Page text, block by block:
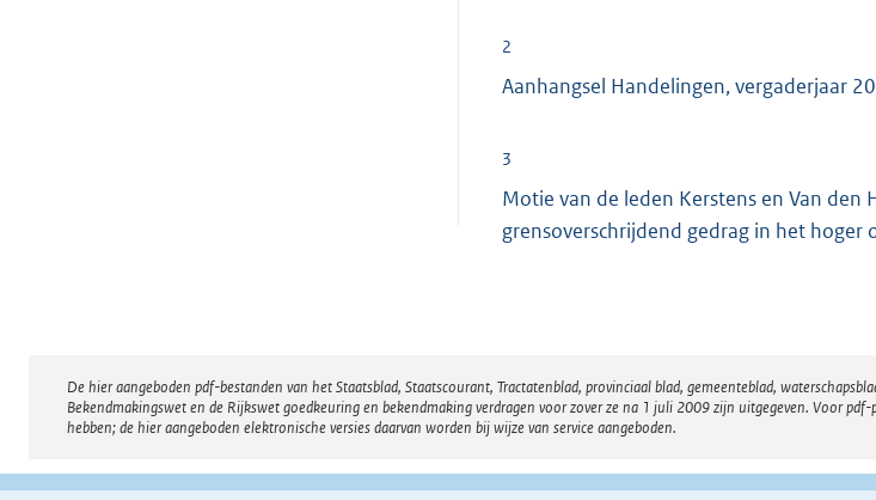
2
Aanhangsel Handelingen, vergaderjaar
3
Motie van de leden Kerstens en Van
grensoverschrijdend gedrag in het hoger
Disclaimer
De hier aangeboden pdf-bestanden van het Staatsblad, Staatscourant, Tractatenblad, provinciaal blad, gemeenteblad,
Bekendmakingswet en de Rijkswet goedkeuring en bekendmaking verdragen voor zover ze na 1 juli 2009 zijn uitgegeven. Voor
hebben; de hier aangeboden elektronische versies daarvan worden bij wijze van service aangeboden.